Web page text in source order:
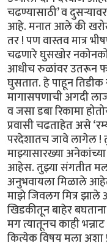
चढण्यासाठी’ व
आहे. मनात आले की
तर ! पण वास्तव मात्र
चढणारे घुसखोर
आधीच रुळांवर उतरून
घुसतात. हे पाहून
मागासपणाची अगदी
व जसा डबा रिकामा
प्रवासी चढताहेत असे
परदेशातच जावे लागेल !
माझ्यासारख्या
आहेस. तुझ्या संगतीत
अनुभवायला मिळाले
माझे जिवलग मित्र
खिडकीतून बाहेर
मग त्यातूनच काही
कित्येक विषय मला